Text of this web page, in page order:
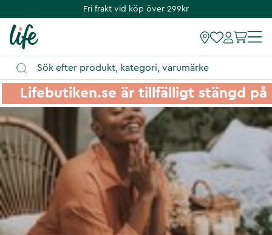
Fri frakt vid köp över 299kr
Lifebutiken.se är tillfälligt stängd